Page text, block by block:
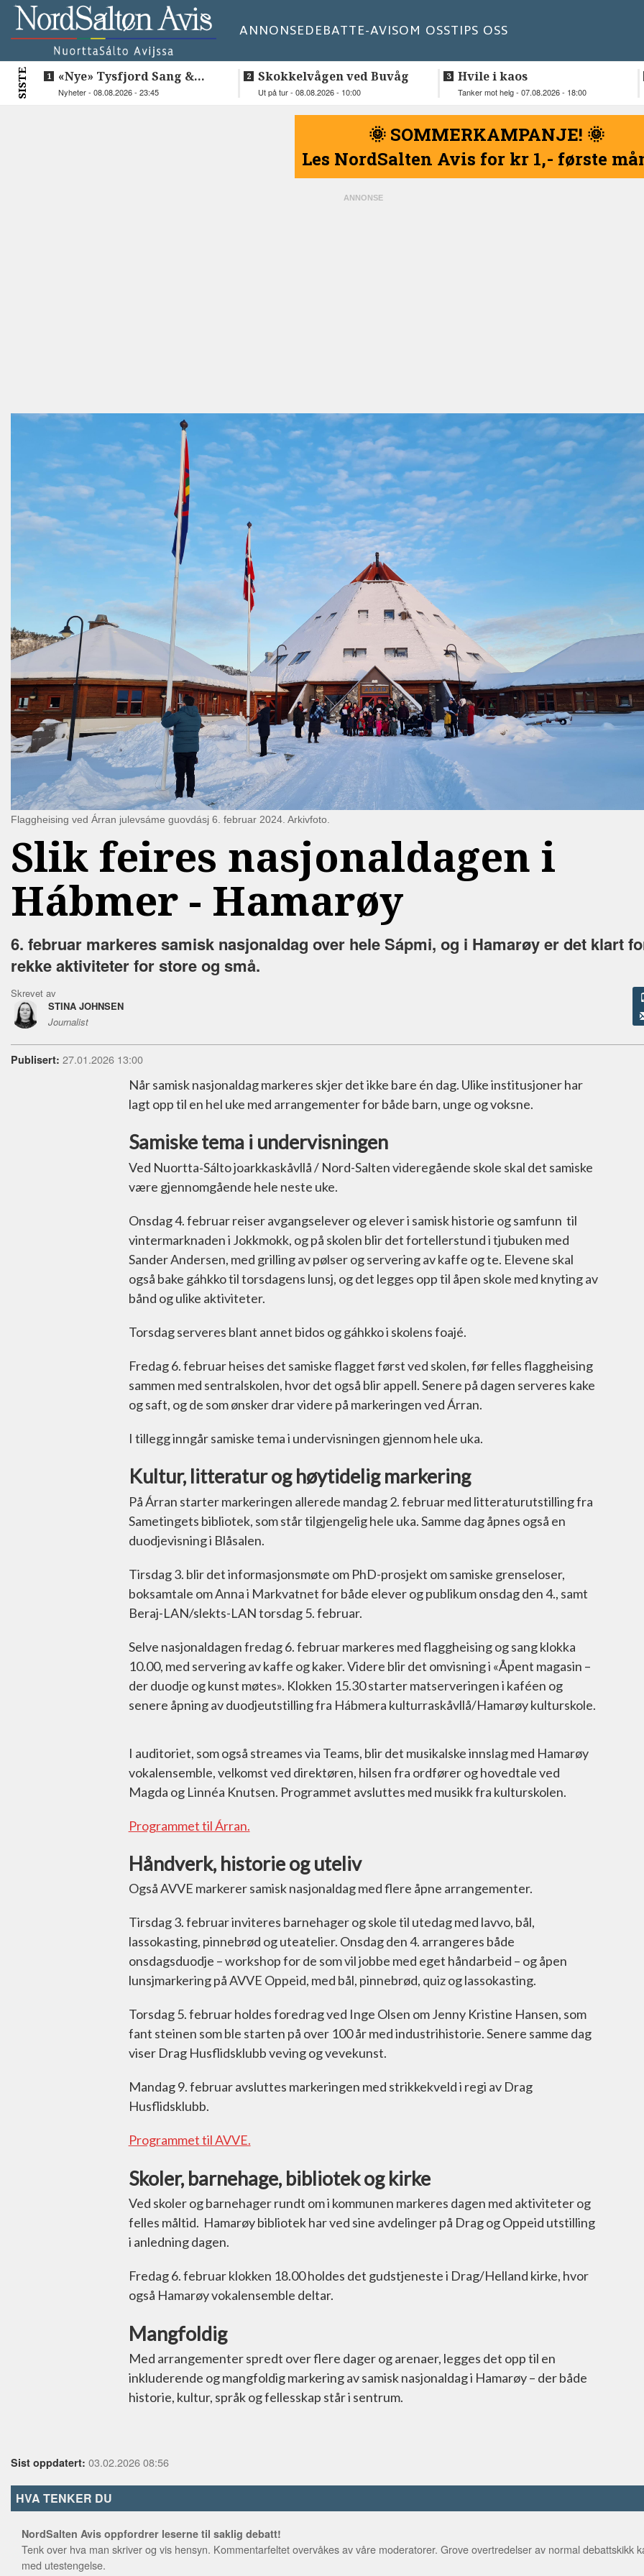
ANNONSEDEBATTE-AVISOM OSSTIPS OSS
SISTE
«Nye» Tysfjord Sang &
Sement hyllet sin avdøde
Nyheter - 08.08.2026 - 23:45
Skokkelvågen ved Buvåg
Ut på tur - 08.08.2026 - 10:00
Hvile i kaos
Tanker mot helg - 07.08.2026 - 18:00
🌞 SOMMERKAMPANJE! 🌞
Les NordSalten Avis for kr 1,- første
Flaggheising ved Árran julevsáme guovdásj 6. februar 2024. Arkivfoto.
Slik feires nasjonaldagen i
Hábmer - Hamarøy
6. februar markeres samisk nasjonaldag over hele Sápmi, og i Hamarøy er det klart
rekke aktiviteter for store og små.
Skrevet av
STINA JOHNSEN
Journalist
Publisert: 27.01.2026 13:00
Når samisk nasjonaldag markeres skjer det ikke bare én dag. Ulike institusjoner har
lagt opp til en hel uke med arrangementer for både barn, unge og voksne.
Samiske tema i undervisningen
Ved Nuortta‑Sálto joarkkaskåvllå / Nord-Salten videregående skole skal det samiske
være gjennomgående hele neste uke.
Onsdag 4. februar reiser avgangselever og elever i samisk historie og samfunn til
vintermarknaden i Jokkmokk, og på skolen blir det fortellerstund i tjubuken med
Sander Andersen, med grilling av pølser og servering av kaffe og te. Elevene skal
også bake gáhkko til torsdagens lunsj, og det legges opp til åpen skole med knyting av
bånd og ulike aktiviteter.
Torsdag serveres blant annet bidos og gáhkko i skolens foajé.
Fredag 6. februar heises det samiske flagget først ved skolen, før felles flaggheising
sammen med sentralskolen, hvor det også blir appell. Senere på dagen serveres kake
og saft, og de som ønsker drar videre på markeringen ved Árran.
I tillegg inngår samiske tema i undervisningen gjennom hele uka.
Kultur, litteratur og høytidelig markering
På Árran starter markeringen allerede mandag 2. februar med litteraturutstilling fra
Sametingets bibliotek, som står tilgjengelig hele uka. Samme dag åpnes også en
duodjevisning i Blåsalen.
Tirsdag 3. blir det informasjonsmøte om PhD-prosjekt om samiske grenseloser,
boksamtale om Anna i Markvatnet for både elever og publikum onsdag den 4., samt
Beraj-LAN/slekts-LAN torsdag 5. februar.
Selve nasjonaldagen fredag 6. februar markeres med flaggheising og sang klokka
10.00, med servering av kaffe og kaker. Videre blir det omvisning i «Åpent magasin –
der duodje og kunst møtes». Klokken 15.30 starter matserveringen i kaféen og
senere åpning av duodjeutstilling fra Hábmera kulturraskåvllå/Hamarøy kulturskole.
I auditoriet, som også streames via Teams, blir det musikalske innslag med Hamarøy
vokalensemble, velkomst ved direktøren, hilsen fra ordfører og hovedtale ved
Magda og Linnéa Knutsen. Programmet avsluttes med musikk fra kulturskolen.
Programmet til Árran.
Håndverk, historie og uteliv
Også AVVE markerer samisk nasjonaldag med flere åpne arrangementer.
Tirsdag 3. februar inviteres barnehager og skole til utedag med lavvo, bål,
lassokasting, pinnebrød og uteatelier. Onsdag den 4. arrangeres både
onsdagsduodje – workshop for de som vil jobbe med eget håndarbeid – og åpen
lunsjmarkering på AVVE Oppeid, med bål, pinnebrød, quiz og lassokasting.
Torsdag 5. februar holdes foredrag ved Inge Olsen om Jenny Kristine Hansen, som
fant steinen som ble starten på over 100 år med industrihistorie. Senere samme dag
viser Drag Husflidsklubb veving og vevekunst.
Mandag 9. februar avsluttes markeringen med strikkekveld i regi av Drag
Husflidsklubb.
Programmet til AVVE.
Skoler, barnehage, bibliotek og kirke
Ved skoler og barnehager rundt om i kommunen markeres dagen med aktiviteter og
felles måltid. Hamarøy bibliotek har ved sine avdelinger på Drag og Oppeid utstilling
i anledning dagen.
Fredag 6. februar klokken 18.00 holdes det gudstjeneste i Drag/Helland kirke, hvor
også Hamarøy vokalensemble deltar.
Mangfoldig
Med arrangementer spredt over flere dager og arenaer, legges det opp til en
inkluderende og mangfoldig markering av samisk nasjonaldag i Hamarøy – der både
historie, kultur, språk og fellesskap står i sentrum.
Sist oppdatert: 03.02.2026 08:56
HVA TENKER DU
NordSalten Avis oppfordrer leserne til saklig debatt!
Tenk over hva man skriver og vis hensyn. Kommentarfeltet overvåkes av våre moderatorer. Grove overtredelser av normal debattskikk
med utestengelse.